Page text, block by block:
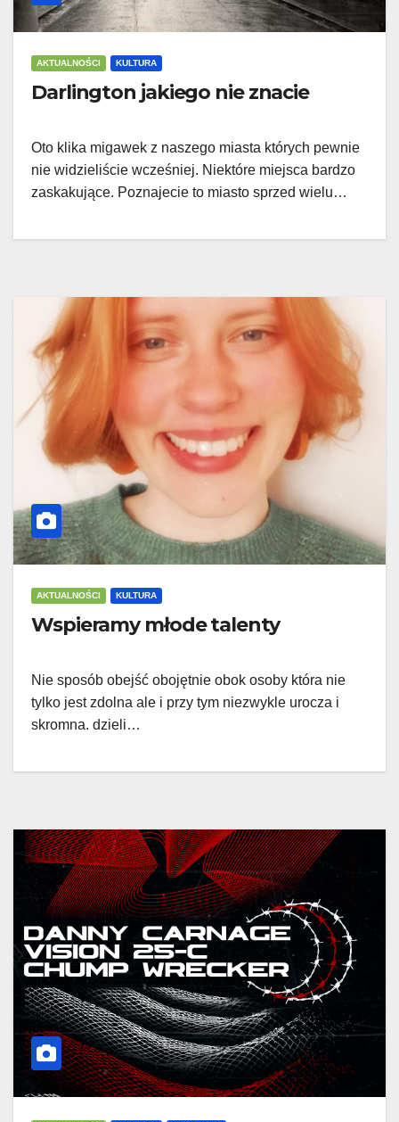
AKTUALNOŚCI KULTURA
Darlington jakiego nie znacie
Oto klika migawek z naszego miasta których pewnie
nie widzieliście wcześniej. Niektóre miejsca bardzo
zaskakujące. Poznajecie to miasto sprzed wielu…
AKTUALNOŚCI KULTURA
Wspieramy młode talenty
Nie sposób obejść obojętnie obok osoby która nie
tylko jest zdolna ale i przy tym niezwykle urocza i
skromna. dzieli…